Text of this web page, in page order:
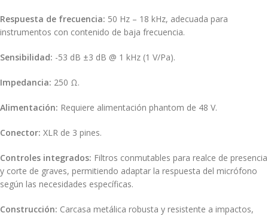
Respuesta de frecuencia: 50 Hz – 18 kHz, adecuada para
instrumentos con contenido de baja frecuencia.
Sensibilidad: -53 dB ±3 dB @ 1 kHz (1 V/Pa).
Impedancia: 250 Ω.
Alimentación: Requiere alimentación phantom de 48 V.
Conector: XLR de 3 pines.
Controles integrados: Filtros conmutables para realce de presencia
y corte de graves, permitiendo adaptar la respuesta del micrófono
según las necesidades específicas.
Construcción: Carcasa metálica robusta y resistente a impactos,